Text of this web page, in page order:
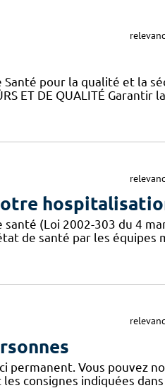
pour la qualité et la
ET DE QUALITÉ Garantir
(Loi 2002-303 du 4
de santé par les équipes
Vous pouvez
consignes indiquées